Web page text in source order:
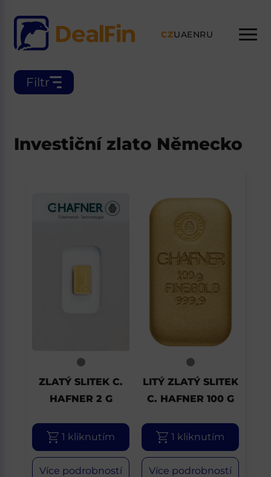
CZUAENRU
Filtr
Investiční zlato Německo
ZLATÝ SLITEK C.
HAFNER 2 G
1 kliknutím
Více podrobností
LITÝ ZLATÝ SLITEK
C. HAFNER 100 G
1 kliknutím
Více podrobností